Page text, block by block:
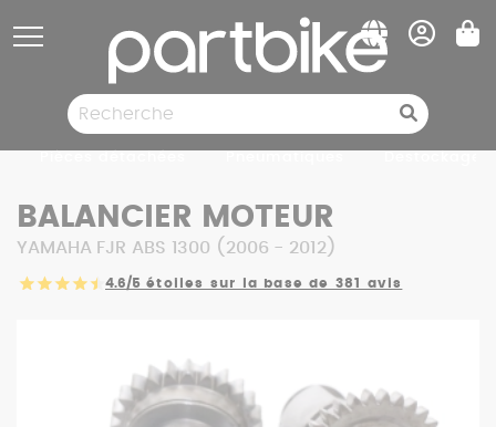
BALANCIER MOTEUR
YAMAHA FJR ABS 1300 (2006 - 2012)
4.6/5 étoiles sur la base de 381 avis